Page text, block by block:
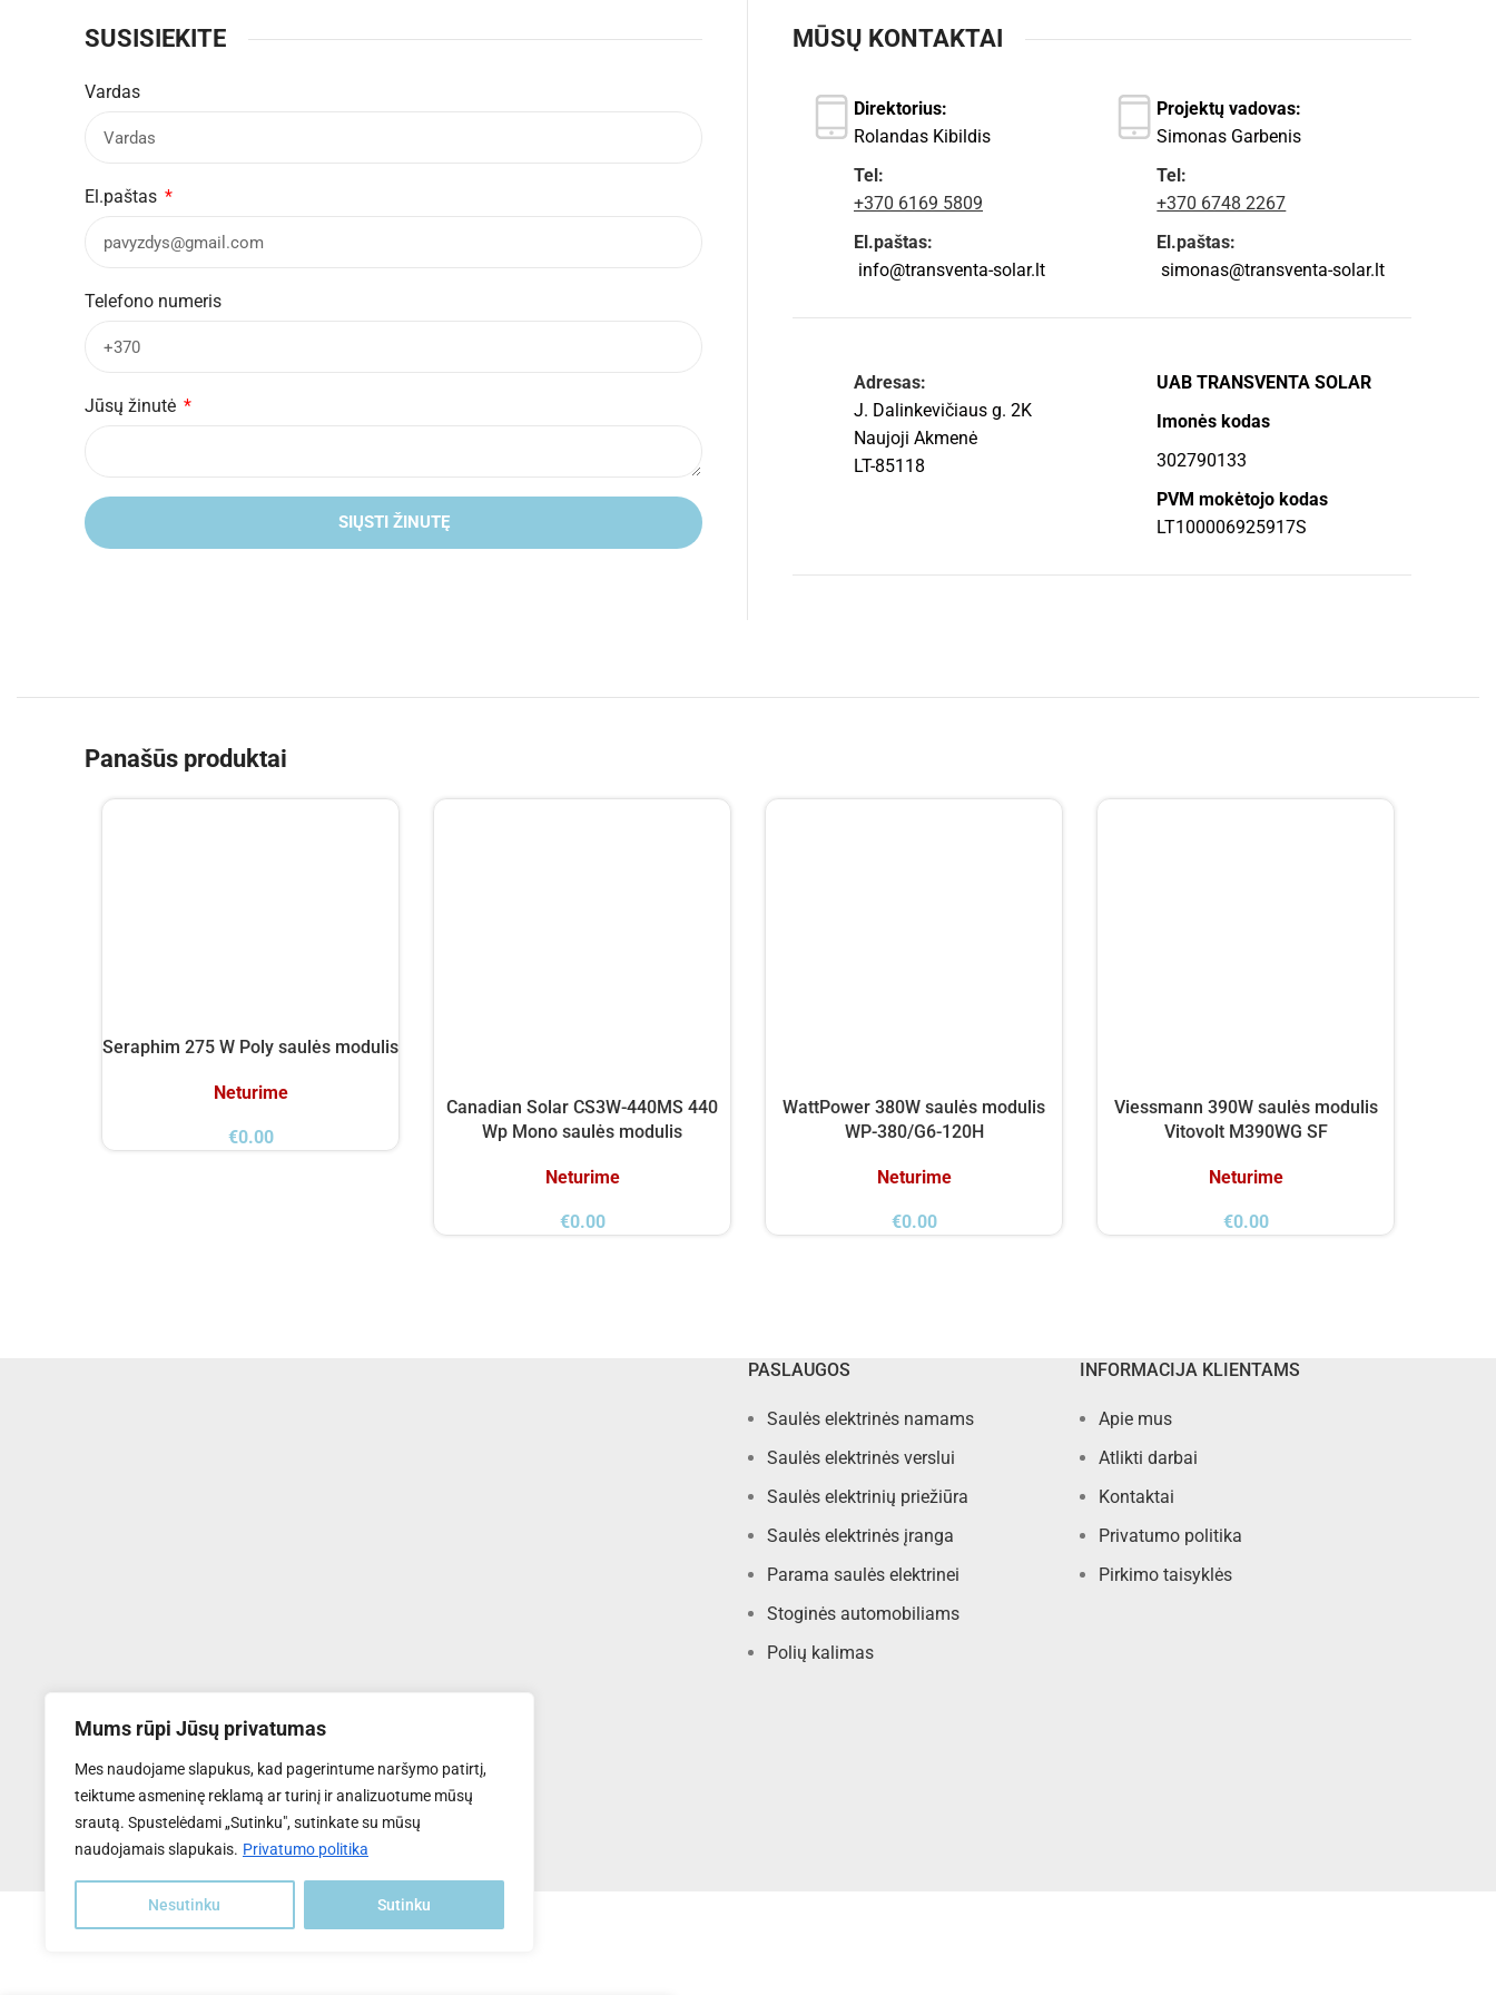
Mums rūpi Jūsų privatumas
Mes naudojame slapukus, kad pagerintume naršymo patirtį,
teiktume asmeninę reklamą ar turinį ir analizuotume mūsų
srautą. Spustelėdami „Sutinku", sutinkate su mūsų
naudojamais slapukais. Privatumo politika
Nesutinku Sutinku
SUSISIEKITE
Vardas
El.paštas
Telefono numeris
Jūsų žinutė
SIŲSTI ŽINUTĘ
MŪSŲ KONTAKTAI
Direktorius:
Rolandas Kibildis
Tel:
+370 6169 5809
El.paštas:
info@transventa-solar.lt
Projektų vadovas:
Simonas Garbenis
Tel:
+370 6748 2267
El.paštas:
simonas@transventa-solar.lt
Adresas:
J. Dalinkevičiaus g. 2K
Naujoji Akmenė
LT-85118
UAB TRANSVENTA SOLAR
Imonės kodas
302790133
PVM mokėtojo kodas
LT100006925917S
Panašūs produktai
Seraphim 275 W Poly saulės modulis
Neturime
€0.00
Canadian Solar CS3W-440MS 440
Wp Mono saulės modulis
Neturime
€0.00
WattPower 380W saulės modulis
WP-380/G6-120H
Neturime
€0.00
Viessmann 390W saulės modulis
Vitovolt M390WG SF
Neturime
€0.00
UAB "Transventa Solar"
Tel:+370 6169 5809
El.paštas: info@transventa-solar.lt
Adresas
: J. Dalinkevičiaus g. 2K, Naujoji Akmenė, LT-85118
PASLAUGOS
Saulės elektrinės namams
Saulės elektrinės verslui
Saulės elektrinių priežiūra
Saulės elektrinės įranga
Parama saulės elektrinei
Stoginės automobiliams
Polių kalimas
INFORMACIJA KLIENTAMS
Apie mus
Atlikti darbai
Kontaktai
Privatumo politika
Pirkimo taisyklės